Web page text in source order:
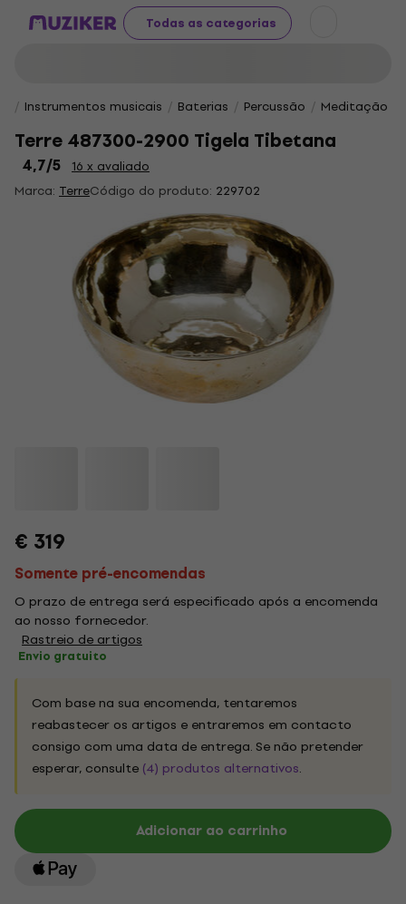
Todas as categorias
Instrumentos musicais Baterias Percussão Meditação e
Terre 487300-2900 Tigela Tibetana
4,7/5
16 x avaliado
Marca: TerreCódigo do produto: 229702
€ 319
Somente pré-encomendas
O prazo de entrega será especificado após a encomenda
ao nosso fornecedor.
Rastreio de artigos
Envio gratuito
Com base na sua encomenda, tentaremos
reabastecer os artigos e entraremos em contacto
consigo com uma data de entrega. Se não pretender
esperar, consulte (4) produtos alternativos.
Adicionar ao carrinho